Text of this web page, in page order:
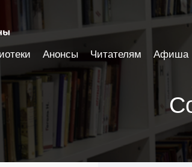
Анонсы Читателям Афиша
доступности